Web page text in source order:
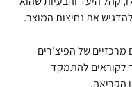
את נחיצות המוצר.
מרכזיים של הפיצ'רים
לקוראים להתמקד